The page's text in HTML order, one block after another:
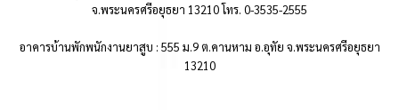
จ.พระนครศรีอยุธยา 13210 โทร. 0-3535-2555
อาคารบ้านพักพนักงานยาสูบ : 555 ม.9 ต.คานหาม อ.อุทัย จ.พระนครศรีอยุธยา
13210